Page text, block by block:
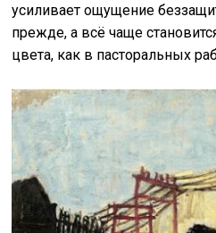
усиливает ощущение
прежде, а всё чаще
цвета, как в пасторальных